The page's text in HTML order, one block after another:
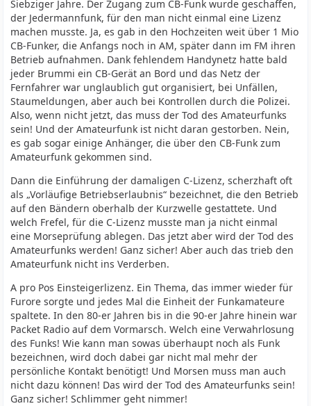
Siebziger Jahre. Der Zugang zum CB-Funk wurde geschaffen,
der Jedermannfunk, für den man nicht einmal eine Lizenz
machen musste. Ja, es gab in den Hochzeiten weit über 1 Mio
CB-Funker, die Anfangs noch in AM, später dann im FM ihren
Betrieb aufnahmen. Dank fehlendem Handynetz hatte bald
jeder Brummi ein CB-Gerät an Bord und das Netz der
Fernfahrer war unglaublich gut organisiert, bei Unfällen,
Staumeldungen, aber auch bei Kontrollen durch die Polizei.
Also, wenn nicht jetzt, das muss der Tod des Amateurfunks
sein! Und der Amateurfunk ist nicht daran gestorben. Nein,
es gab sogar einige Anhänger, die über den CB-Funk zum
Amateurfunk gekommen sind.
Dann die Einführung der damaligen C-Lizenz, scherzhaft oft
als „Vorläufige Betriebserlaubnis“ bezeichnet, die den Betrieb
auf den Bändern oberhalb der Kurzwelle gestattete. Und
welch Frefel, für die C-Lizenz musste man ja nicht einmal
eine Morseprüfung ablegen. Das jetzt aber wird der Tod des
Amateurfunks werden! Ganz sicher! Aber auch das trieb den
Amateurfunk nicht ins Verderben.
A pro Pos Einsteigerlizenz. Ein Thema, das immer wieder für
Furore sorgte und jedes Mal die Einheit der Funkamateure
spaltete. In den 80-er Jahren bis in die 90-er Jahre hinein war
Packet Radio auf dem Vormarsch. Welch eine Verwahrlosung
des Funks! Wie kann man sowas überhaupt noch als Funk
bezeichnen, wird doch dabei gar nicht mal mehr der
persönliche Kontakt benötigt! Und Morsen muss man auch
nicht dazu können! Das wird der Tod des Amateurfunks sein!
Ganz sicher! Schlimmer geht nimmer!